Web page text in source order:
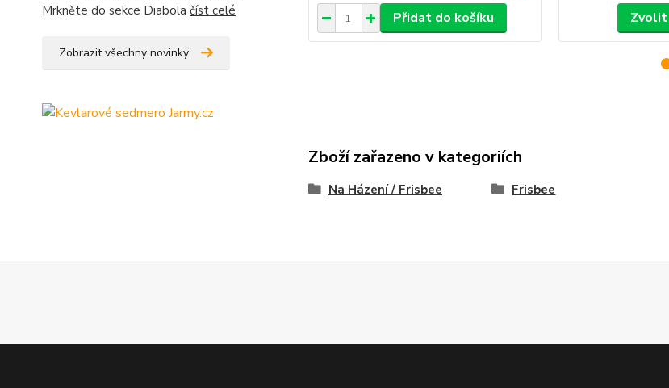
Mrkněte do sekce Diabola číst celé
Zobrazit všechny novinky
Přidat do košíku Zvolit
Zboží zařazeno v kategoriích
Na Házení / Frisbee Frisbee